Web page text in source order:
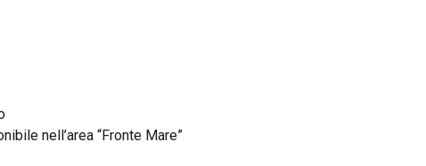
nell’area “Fronte Mare”